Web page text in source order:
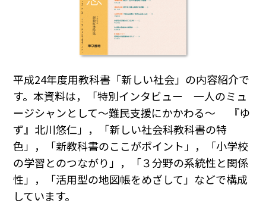
平成24年度用教科書「新しい社会」の内容紹介で
す。本資料は，「特別インタビュー 一人のミュ
ージシャンとして～難民支援にかかわる～ 『ゆ
ず』北川悠仁」，「新しい社会科教科書の特
色」，「新教科書のここがポイント」，「小学校
の学習とのつながり」，「３分野の系統性と関係
性」，「活用型の地図帳をめざして」などで構成
しています。